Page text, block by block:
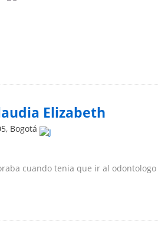
Elizabeth
, Bogotá
cuando tenia que ir al